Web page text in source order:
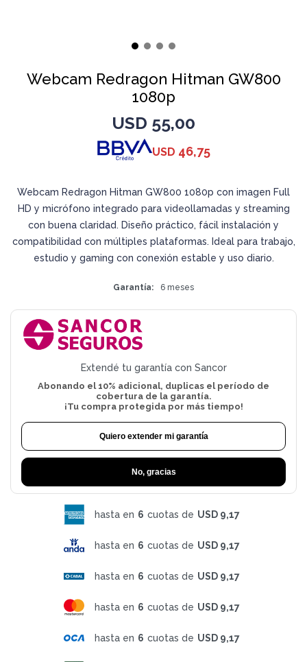
Webcam Redragon Hitman GW800
1080p
USD 55,00
USD 46,75
Webcam Redragon Hitman GW800 1080p con imagen Full
HD y micrófono integrado para videollamadas y streaming
con buena claridad. Diseño práctico, fácil instalación y
compatibilidad con múltiples plataformas. Ideal para trabajo,
estudio y gaming con conexión estable y uso diario.
Garantía 6 meses
Extendé tu garantía con Sancor
Abonando el 10% adicional, duplicas el período de
cobertura de la garantía.
¡Tu compra protegida por más tiempo!
Quiero extender mi garantía
No, gracias
hasta en 6 cuotas de USD 9,17
hasta en 6 cuotas de USD 9,17
hasta en 6 cuotas de USD 9,17
hasta en 6 cuotas de USD 9,17
hasta en 6 cuotas de USD 9,17